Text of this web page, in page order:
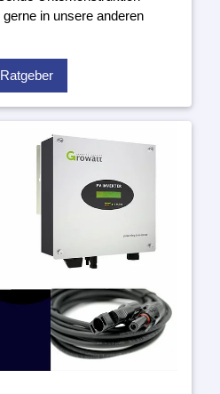
in unsere anderen
Ratgeber